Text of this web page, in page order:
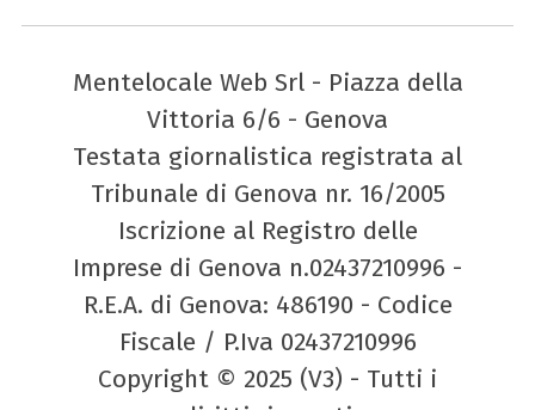
Mentelocale Web Srl - Piazza della
Vittoria 6/6 - Genova
Testata giornalistica registrata al
Tribunale di Genova nr. 16/2005
Iscrizione al Registro delle
Imprese di Genova n.02437210996 -
R.E.A. di Genova: 486190 - Codice
Fiscale / P.Iva 02437210996
Copyright © 2025 (V3) - Tutti i